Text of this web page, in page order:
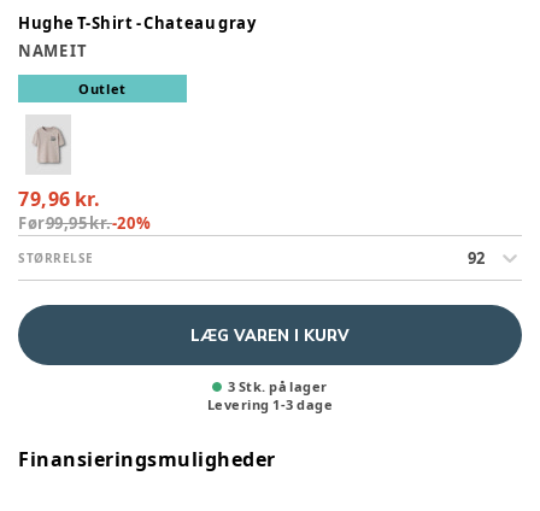
Hughe T-Shirt - Chateau gray
NAME IT
Outlet
79,96 kr.
Før99,95 kr.-20%
STØRRELSE 92
LÆG VAREN I KURV
3 Stk. på lager
Levering 1-3 dage
Finansieringsmuligheder